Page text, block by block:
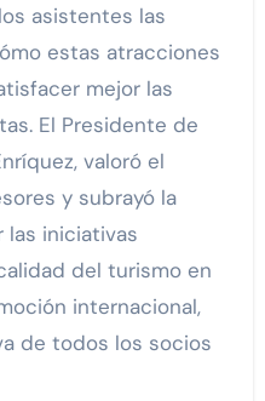
asistentes las
estas atracciones
mejor las
El Presidente de
valoró el
y subrayó la
iniciativas
del turismo en
internacional,
de todos los socios